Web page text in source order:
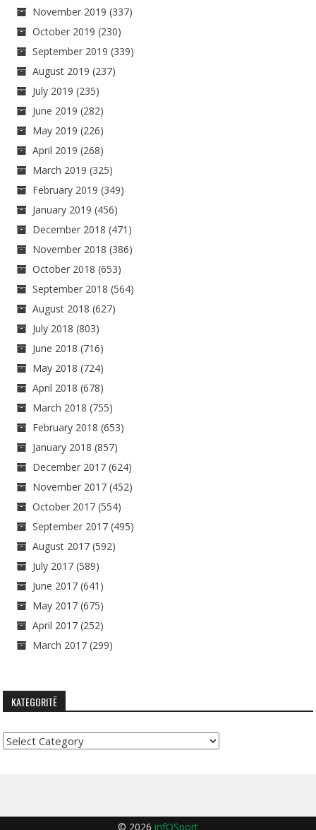
November 2019 (337)
October 2019 (230)
September 2019 (339)
August 2019 (237)
July 2019 (235)
June 2019 (282)
May 2019 (226)
April 2019 (268)
March 2019 (325)
February 2019 (349)
January 2019 (456)
December 2018 (471)
November 2018 (386)
October 2018 (653)
September 2018 (564)
August 2018 (627)
July 2018 (803)
June 2018 (716)
May 2018 (724)
April 2018 (678)
March 2018 (755)
February 2018 (653)
January 2018 (857)
December 2017 (624)
November 2017 (452)
October 2017 (554)
September 2017 (495)
August 2017 (592)
July 2017 (589)
June 2017 (641)
May 2017 (675)
April 2017 (252)
March 2017 (299)
KATEGORITË
Kategoritë
© 2026 infOSport